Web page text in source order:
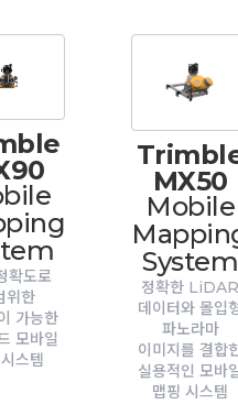
확도로
위한
가능한
모바일
스템
MX50
Mobile
System
정확한
데이터와 몰입
파노라마
이미지를 결합
실용적인 모바
맵핑 시스템